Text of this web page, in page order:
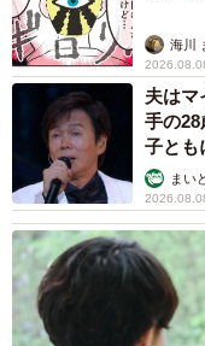
海川
夫はマ
手の
子とも
まい